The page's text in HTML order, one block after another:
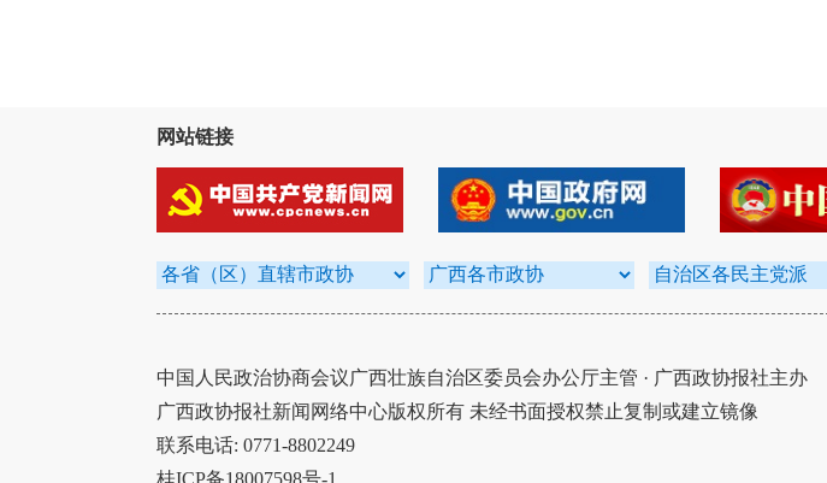
网站链接
中国人民政治协商会议广西壮族自治区委员会办公厅主管 · 广西政协报社主办
广西政协报社新闻网络中心版权所有 未经书面授权禁止复制或建立镜像
联系电话: 0771-8802249
桂ICP备18007598号-1